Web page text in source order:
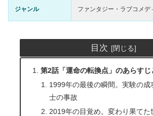
ジャンル ファンタジー・ラブコメデ
目次
第2話「運命の転換点」のあらすじ
1999年の最後の瞬間。実験の成
士の事故
2019年の目覚め。変わり果てた